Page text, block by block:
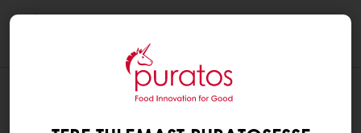
KAS MA SAAN OMA TELLIMUST PÄRAST
ESITAMIST MUUTA VÕI TÜHISTADA?